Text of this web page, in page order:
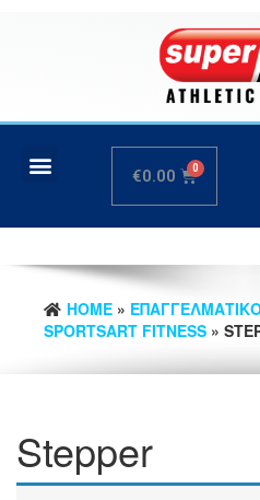
€0.00
HOME »
SPORTSART FITNESS »
Stepper